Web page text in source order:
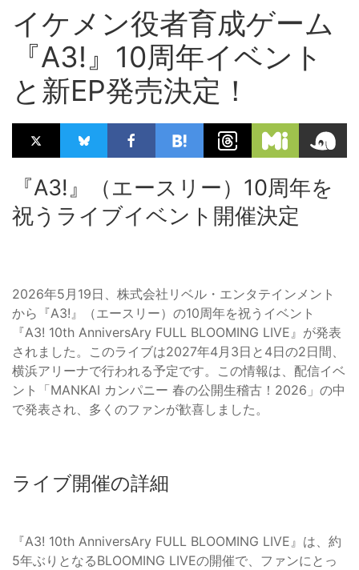
イケメン役者育成ゲーム
『A3!』10周年イベント
と新EP発売決定！
『A3!』（エースリー）10周年を
祝うライブイベント開催決定
2026年5月19日、株式会社リベル・エンタテインメント
から『A3!』（エースリー）の10周年を祝うイベント
『A3! 10th AnniversAry FULL BLOOMING LIVE』が発表
されました。このライブは2027年4月3日と4日の2日間、
横浜アリーナで行われる予定です。この情報は、配信イベ
ント「MANKAI カンパニー 春の公開生稽古！2026」の中
で発表され、多くのファンが歓喜しました。
ライブ開催の詳細
『A3! 10th AnniversAry FULL BLOOMING LIVE』は、約
5年ぶりとなるBLOOMING LIVEの開催で、ファンにとっ